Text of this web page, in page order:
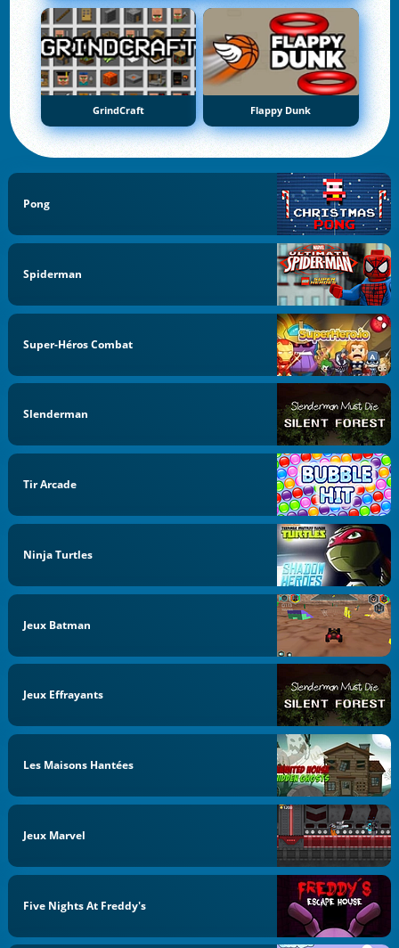
GrindCraft Flappy Dunk
Pong
Spiderman
Super-Héros Combat
Slenderman
Tir Arcade
Ninja Turtles
Jeux Batman
Jeux Effrayants
Les Maisons Hantées
Jeux Marvel
Five Nights At Freddy's